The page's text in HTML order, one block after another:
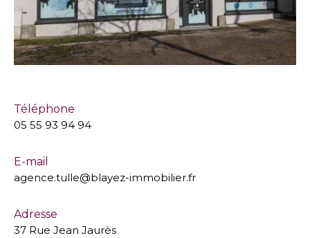
Téléphone
05 55 93 94 94
E-mail
agence.tulle@blayez-immobilier.fr
Adresse
37 Rue Jean Jaurès